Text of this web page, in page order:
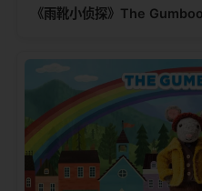
《雨靴小侦探》The